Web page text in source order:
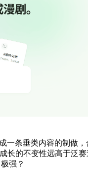
条垂类内容的制做，
长的不变性远高于泛
强？